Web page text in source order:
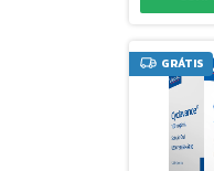
GRÁTIS